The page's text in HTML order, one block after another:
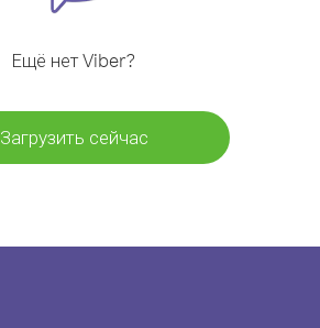
Ещё нет Viber?
Загрузить сейчас